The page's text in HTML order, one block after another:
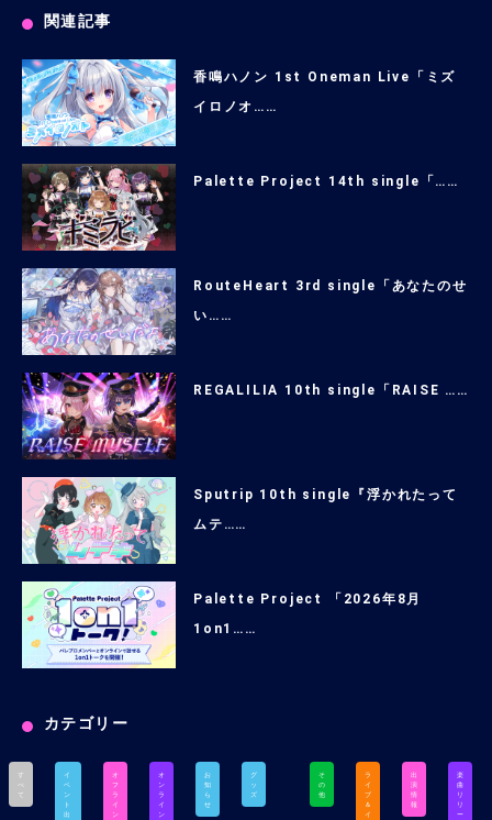
関連記事
香鳴ハノン 1st Oneman Live「ミズ
イロノオ……
Palette Project 14th single「……
RouteHeart 3rd single「あなたのせ
い……
REGALILIA 10th single「RAISE ……
Sputrip 10th single『浮かれたって
ムテ……
Palette Project 「2026年8月
1on1……
カテゴリー
す
べ
て
イ
ベ
ン
ト
出
オ
フ
ラ
イ
ン
オ
ン
ラ
イ
ン
お
知
ら
せ
グ
ッ
ズ
そ
の
他
ラ
イ
ブ
＆
イ
出
演
情
報
楽
曲
リ
リ
ー